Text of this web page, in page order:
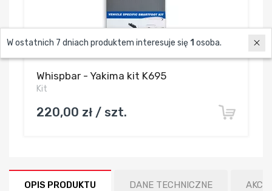
Whispbar - Yakima kit K695
Kit
220,00 zł / szt.
OPIS PRODUKTU DANE TECHNICZNE
W ostatnich 7 dniach produktem interesuje się 1 osoba.